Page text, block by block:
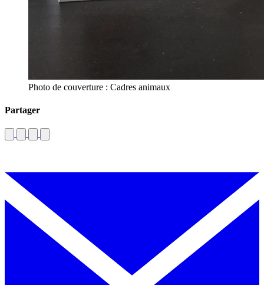
Photo de couverture : Cadres animaux
Partager